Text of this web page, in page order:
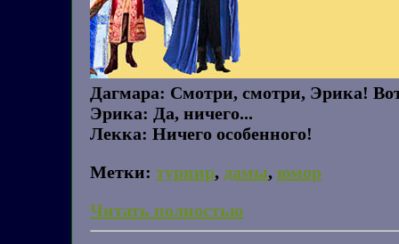
Дагмара: Смотри, смотри, Эрика!
Эрика: Да, ничего...
Лекка: Ничего особенного!
Метки: турнир, дамы, юмор
Читать полностью